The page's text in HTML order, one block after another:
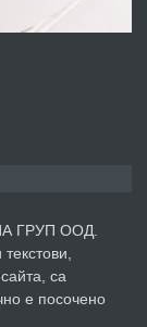
преди 2 дни
ГРУП ООД.
са
е посочено